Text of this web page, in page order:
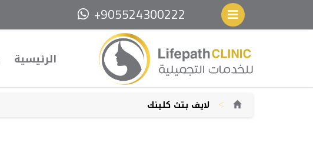
+905524300222
الرئيسية
> لايف بتث كلينك